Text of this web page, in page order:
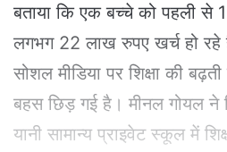
बताया कि एक बच्चे को पहली से
लगभग 22 लाख रुपए खर्च हो रहे
सोशल मीडिया पर शिक्षा की
बहस छिड़ गई है। मीनल गोयल ने
यानी सामान्य प्राइवेट स्कूल में